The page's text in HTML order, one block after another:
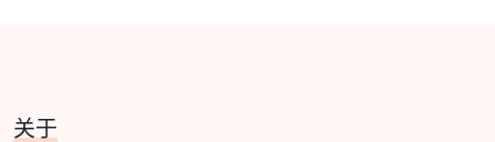
关于